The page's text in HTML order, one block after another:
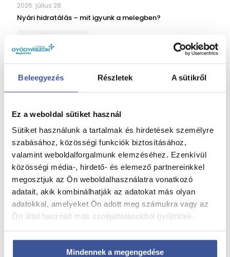
Beleegyezés Részletek A sütikről
Ez a weboldal sütiket használ
Sütiket használunk a tartalmak és hirdetések személyre
szabásához, közösségi funkciók biztosításához,
valamint weboldalforgalmunk elemzéséhez. Ezenkívül
közösségi média-, hirdető- és elemező partnereinkkel
megosztjuk az Ön weboldalhasználatra vonatkozó
adatait, akik kombinálhatják az adatokat más olyan
adatokkal, amelyeket Ön adott meg számukra vagy az
Ön által használt más szolgáltatásokból gyűjtöttek.
Mindennek a megengedése
2026. július 28.
Nyári hidratálás – mit igyunk a melegben?
Read more
Minőségi alvás: mit tehetünk érte?
Minőségi alvás: mit tehetünk érte?
Read more
Tiszta otthon, friss levegő – de milyen áron?
2026. július 7.
Tiszta otthon, friss levegő – de milyen áron?
Read more